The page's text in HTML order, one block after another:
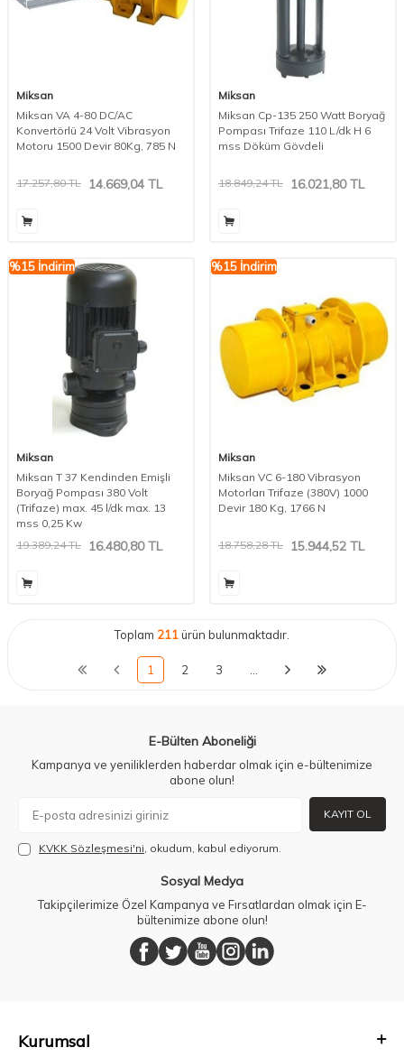
Miksan
Miksan VA 4-80 DC/AC
Konvertörlü 24 Volt Vibrasyon
Motoru 1500 Devir 80Kg, 785 N
17.257,80TL 14.669,04 TL
Miksan
Miksan Cp-135 250 Watt Boryağ
Pompası Trifaze 110 L/dk H 6
mss Döküm Gövdeli
18.849,24TL 16.021,80TL
%15 İndirim
Miksan
Miksan T 37 Kendinden Emişli
Boryağ Pompası 380 Volt
(Trifaze) max. 45 l/dk max. 13
mss 0,25 Kw
19.389,24TL 16.480,80TL
%15 İndirim
Miksan
Miksan VC 6-180 Vibrasyon
Motorları Trifaze (380V) 1000
Devir 180 Kg, 1766 N
18.758,28TL 15.944,52 TL
Toplam 211ürün bulunmaktadır.
1 2 3
E-Bülten Aboneliği
Kampanya ve yeniliklerden haberdar olmak için e-bültenimize
abone olun!
KAYIT OL
KVKK Sözleşmesi'ni, okudum, kabul ediyorum.
Sosyal Medya
Takipçilerimize Özel Kampanya ve Fırsatlardan olmak için E-
bültenimize abone olun!
Kurumsal